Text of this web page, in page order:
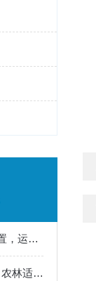
气象4要素气象站：标准配置，运维简单，户外气候仪器
生态自动气象站监测要素：农林适配，多维统计，气候变化追踪